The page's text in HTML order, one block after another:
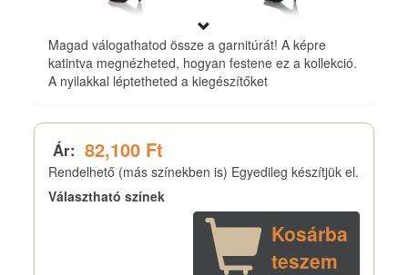
Magad válogathatod össze a garnitúrát! A képre
katintva megnézheted, hogyan festene ez a kollekció.
A nyilakkal léptetheted a kiegészítőket
Ár: 82,100 Ft
Rendelhető (más színekben is) Egyedileg készítjük el.
Választható színek
Kosárba
teszem